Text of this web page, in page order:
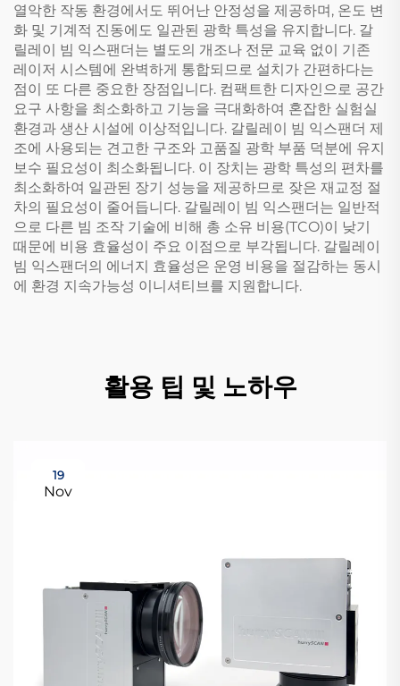
열악한 작동 환경에서도 뛰어난 안정성을 제공하며, 온도 변
화 및 기계적 진동에도 일관된 광학 특성을 유지합니다. 갈
릴레이 빔 익스팬더는 별도의 개조나 전문 교육 없이 기존
레이저 시스템에 완벽하게 통합되므로 설치가 간편하다는
점이 또 다른 중요한 장점입니다. 컴팩트한 디자인으로 공간
요구 사항을 최소화하고 기능을 극대화하여 혼잡한 실험실
환경과 생산 시설에 이상적입니다. 갈릴레이 빔 익스팬더 제
조에 사용되는 견고한 구조와 고품질 광학 부품 덕분에 유지
보수 필요성이 최소화됩니다. 이 장치는 광학 특성의 편차를
최소화하여 일관된 장기 성능을 제공하므로 잦은 재교정 절
차의 필요성이 줄어듭니다. 갈릴레이 빔 익스팬더는 일반적
으로 다른 빔 조작 기술에 비해 총 소유 비용(TCO)이 낮기
때문에 비용 효율성이 주요 이점으로 부각됩니다. 갈릴레이
빔 익스팬더의 에너지 효율성은 운영 비용을 절감하는 동시
에 환경 지속가능성 이니셔티브를 지원합니다.
활용 팁 및 노하우
19
Nov